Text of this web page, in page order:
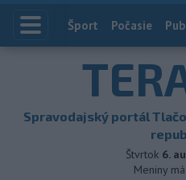
Index
Šport Počasie
Spravodajský portál
Štvrtok 6.
Meniny má